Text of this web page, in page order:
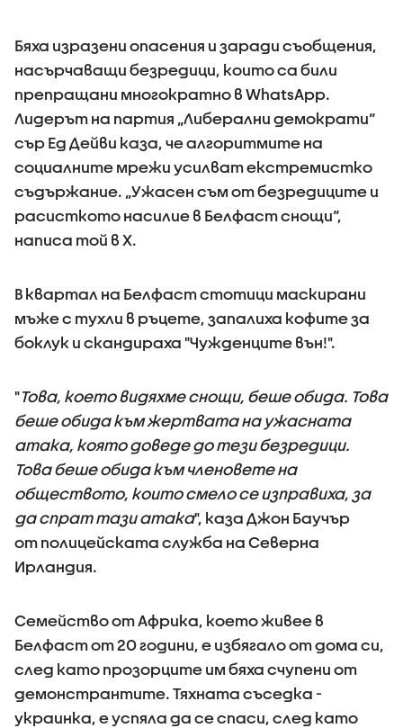
Бяха изразени опасения и заради съобщения,
насърчаващи безредици, които са били
препращани многократно в WhatsApp.
Лидерът на партия „Либерални демократи“
сър Ед Дейви каза, че алгоритмите на
социалните мрежи усилват екстремистко
съдържание. „Ужасен съм от безредиците и
расисткото насилие в Белфаст снощи“,
написа той в X.
В квартал на Белфаст стотици маскирани
мъже с тухли в ръцете, запалиха кофите за
боклук и скандираха "Чужденците вън!".
"Това, което видяхме снощи, беше обида. Това
беше обида към жертвата на ужасната
атака, която доведе до тези безредици.
Това беше обида към членовете на
обществото, които смело се изправиха, за
да спрат тази атака", каза Джон Баучър
от полицейската служба на Северна
Ирландия.
Семейство от Африка, което живее в
Белфаст от 20 години, е избягало от дома си,
след като прозорците им бяха счупени от
демонстрантите. Тяхната съседка -
украинка, е успяла да се спаси, след като